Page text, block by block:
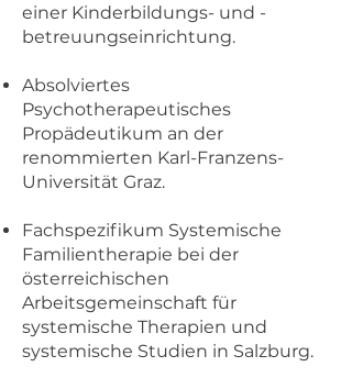
einer Kinderbildungs- und -
betreuungseinrichtung.
Absolviertes
Psychotherapeutisches
Propädeutikum an der
renommierten Karl-Franzens-
Universität Graz.
Fachspezifikum Systemische
Familientherapie bei der
österreichischen
Arbeitsgemeinschaft für
systemische Therapien und
systemische Studien in Salzburg.